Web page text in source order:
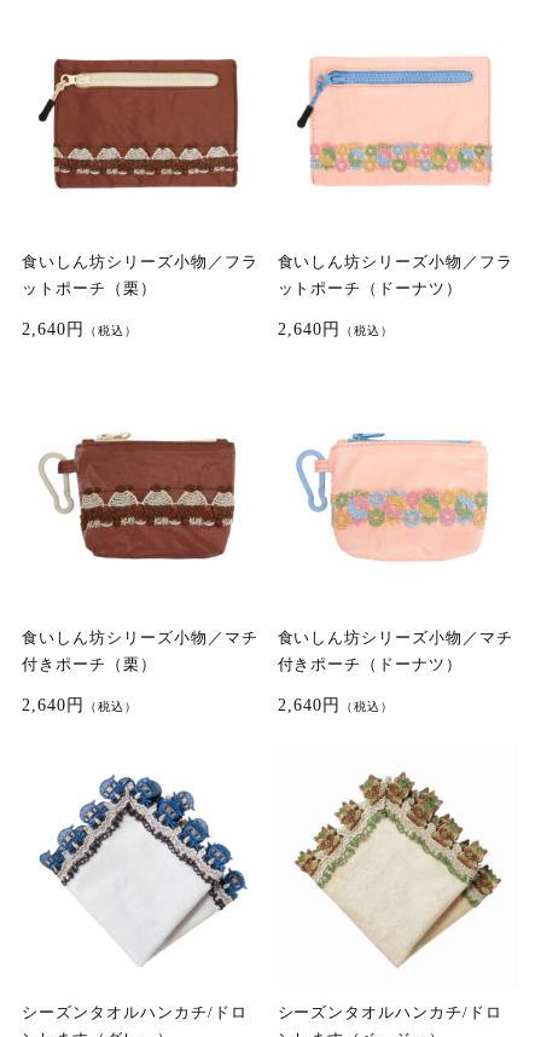
食いしん坊シリーズ小物／フラ
ットポーチ（栗）
2,640円 （税込）
食いしん坊シリーズ小物／フラ
ットポーチ（ドーナツ）
2,640円 （税込）
食いしん坊シリーズ小物／マチ
付きポーチ（栗）
2,640円 （税込）
食いしん坊シリーズ小物／マチ
付きポーチ（ドーナツ）
2,640円 （税込）
シーズンタオルハンカチ/ドロ
シーズンタオルハンカチ/ドロ